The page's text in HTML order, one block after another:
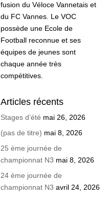
fusion du Véloce Vannetais et
du FC Vannes. Le VOC
possède une Ecole de
Football reconnue et ses
équipes de jeunes sont
chaque année très
compétitives.
Articles récents
Stages d’été mai 26, 2026
(pas de titre) mai 8, 2026
25 ème journée de
championnat N3 mai 8, 2026
24 ème journée de
championnat N3 avril 24, 2026